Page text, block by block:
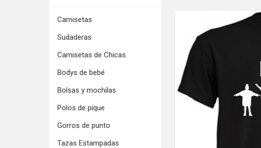
Camisetas
Sudaderas
Camisetas de Chicas
Bodys de bebé
Bolsas y mochilas
Polos de pique
Gorros de punto
Tazas Estampadas